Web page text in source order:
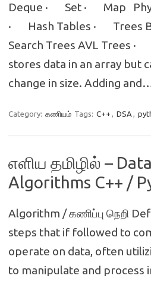
Deque · Set · Map
· Hash Tables · Trees
Search Trees AVL Trees
stores data in an array but
change in size. Adding
Category: கணியம் Tags: C++ , DSA ,
எளிய தமிழில் –
Algorithms C++ /
Algorithm / கணிப்பு நெறி
steps that if followed to
operate on data, often
to manipulate and process